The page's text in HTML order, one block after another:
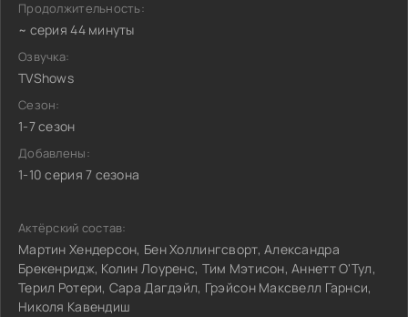
Продолжительность:
~ серия 44 минуты
Озвучка:
TVShows
Сезон:
1-7 сезон
Добавлены:
1-10 серия 7 сезона
Актёрский состав:
Мартин Хендерсон, Бен Холлингсворт, Александра
Брекенридж, Колин Лоуренс, Тим Мэтисон, Аннетт О'Тул,
Терил Ротери, Сара Дагдэйл, Грэйсон Максвелл Гарнси,
Николя Кавендиш